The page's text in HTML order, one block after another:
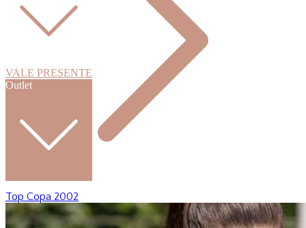
VALE PRESENTE
Outlet
Top Copa 2002